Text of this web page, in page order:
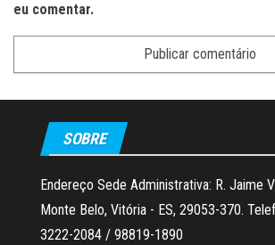
eu comentar.
SOBRE
Endereço Sede Administrativa: R. Jaime
Monte Belo, Vitória - ES, 29053-370.
3222-2084 / 98819-1890